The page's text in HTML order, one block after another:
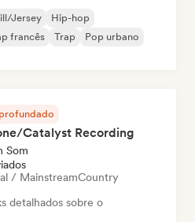
Jersey
Hip-hop
francês Trap
Pop urbano
Catalyst Recording
Som
/ MainstreamCountry
detalhados sobre o